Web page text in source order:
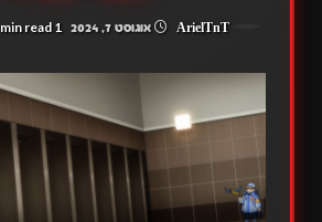
ArielTnT אוגוסט 7, 2024 1 min read